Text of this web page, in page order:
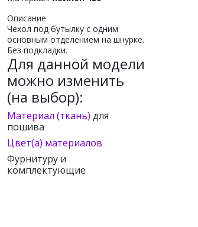
Описание
Чехол под бутылку с одним
основным отделением на шнурке.
Без подкладки.
Для данной модели
можно изменить
(на выбор):
Материал (ткань) для
пошива
Цвет(а) материалов
Фурнитуру и
комплектующие